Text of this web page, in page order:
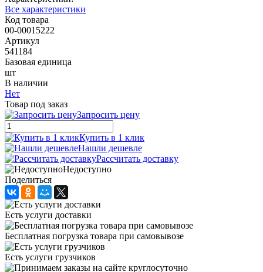
Все характеристики
Код товара
00-00015222
Артикул
541184
Базовая единица
шт
В наличии
Нет
Товар под заказ
Запросить цену
Купить в 1 клик
Нашли дешевле
Рассчитать доставку
Недоступно
Поделиться
Есть услуги доставки
Бесплатная погрузка товара при самовывозе
Есть услуги грузчиков